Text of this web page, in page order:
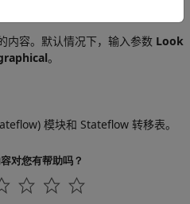
内容。默认情况下，输入参数 Look
。
模块和 Stateflow 转移表。
对您有帮助吗？